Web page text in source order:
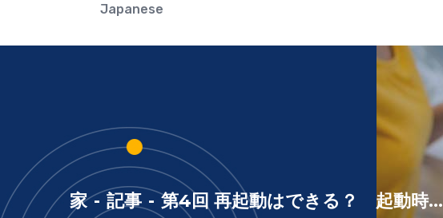
Japanese
家 - 記事 - 第4回 再起動はできる？ 起動時...